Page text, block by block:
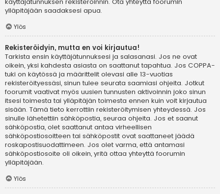
ylläpitäjään saadaksesi apua.
Ylös
Rekisteröidyin, mutta en voi kirjautua!
Tarkista ensin käyttäjätunnuksesi ja salasanasi. Jos ne ovat
oikein, yksi kahdesta asiasta on saattanut tapahtua. Jos COPPA-
tuki on käytössä ja määrittelit olevasi alle 13-vuotias
rekisteröityessäsi, sinun tulee seurata saamiasi ohjeita. Jotkut
foorumit vaativat myös uusien tunnusten aktivoinnin joko sinun
itsesi toimesta tai ylläpitäjän toimesta ennen kuin voit kirjautua
sisään. Tämä tieto kerrottiin rekisteröitymisen yhteydessä. Jos
sinulle lähetettiin sähköpostia, seuraa ohjeita. Jos et saanut
sähköpostia, olet saattanut antaa virheellisen
sähköpostiosoitteen tai sähköpostit ovat saattaneet jäädä
roskapostisuodattimeen. Jos olet varma, että antamasi
sähköpostiosoite oli oikein, yritä ottaa yhteyttä foorumin
ylläpitäjään.
Ylös